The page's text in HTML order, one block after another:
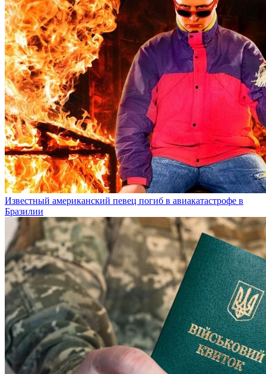
Известный американский певец погиб в авиакатастрофе в
Бразилии